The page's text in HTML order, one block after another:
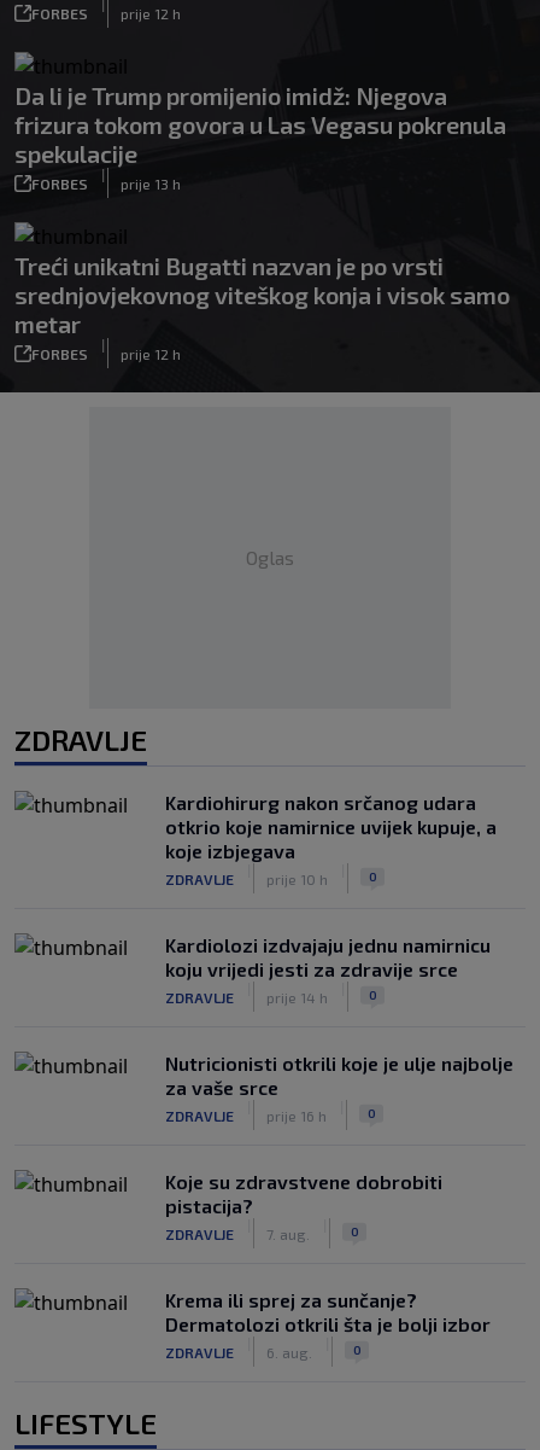
FORBES prije 12 h
Da li je Trump promijenio imidž: Njegova
frizura tokom govora u Las Vegasu pokrenula
spekulacije
FORBES
|
prije 13 h
Treći unikatni Bugatti nazvan je po vrsti
srednjovjekovnog viteškog konja i visok samo
metar
FORBES
|
prije 12 h
Oglas
ZDRAVLJE
Kardiohirurg nakon srčanog udara
otkrio koje namirnice uvijek kupuje, a
koje izbjegava
ZDRAVLJE prije 10 h 0
Kardiolozi izdvajaju jednu namirnicu
koju vrijedi jesti za zdravije srce
ZDRAVLJE prije 14 h 0
Nutricionisti otkrili koje je ulje najbolje
za vaše srce
ZDRAVLJE prije 16 h 0
Koje su zdravstvene dobrobiti
pistacija?
ZDRAVLJE 7. aug. 0
Krema ili sprej za sunčanje?
Dermatolozi otkrili šta je bolji izbor
ZDRAVLJE 6. aug. 0
LIFESTYLE